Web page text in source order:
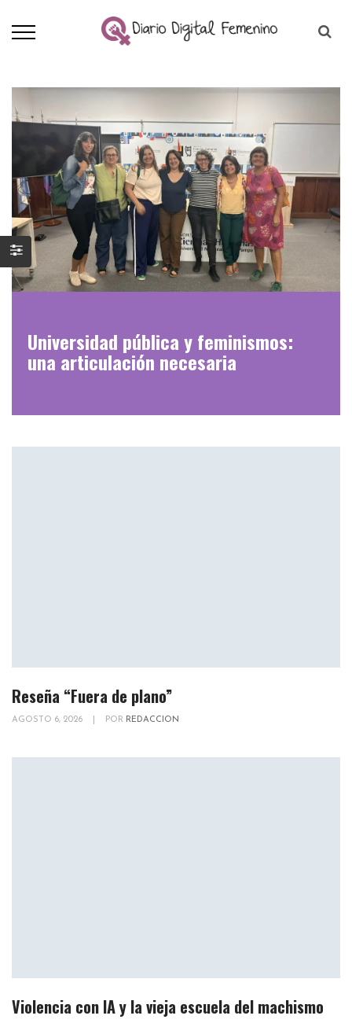
Universidad pública y feminismos:
una articulación necesaria
Reseña “Fuera de plano”
AGOSTO 6, 2026 POR REDACCION
Violencia con IA y la vieja escuela del machismo